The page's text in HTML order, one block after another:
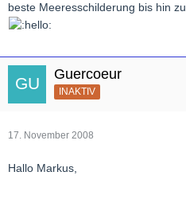
beste Meeresschilderung bis hin
Guercoeur
INAKTIV
17. November 2008
Hallo Markus,